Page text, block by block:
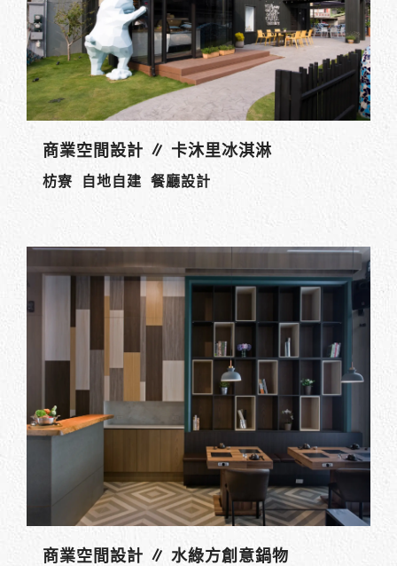
商業空間設計 ∥ 卡沐里冰淇淋
枋寮 自地自建 餐廳設計
商業空間設計 ∥ 水綠方創意鍋物